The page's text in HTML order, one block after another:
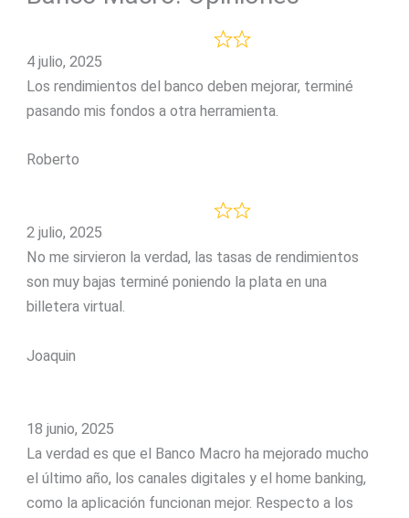
4 julio, 2025
Los rendimientos del banco deben mejorar, terminé
pasando mis fondos a otra herramienta.
Roberto
2 julio, 2025
No me sirvieron la verdad, las tasas de rendimientos
son muy bajas terminé poniendo la plata en una
billetera virtual.
Joaquin
18 junio, 2025
La verdad es que el Banco Macro ha mejorado mucho
el último año, los canales digitales y el home banking,
como la aplicación funcionan mejor. Respecto a los